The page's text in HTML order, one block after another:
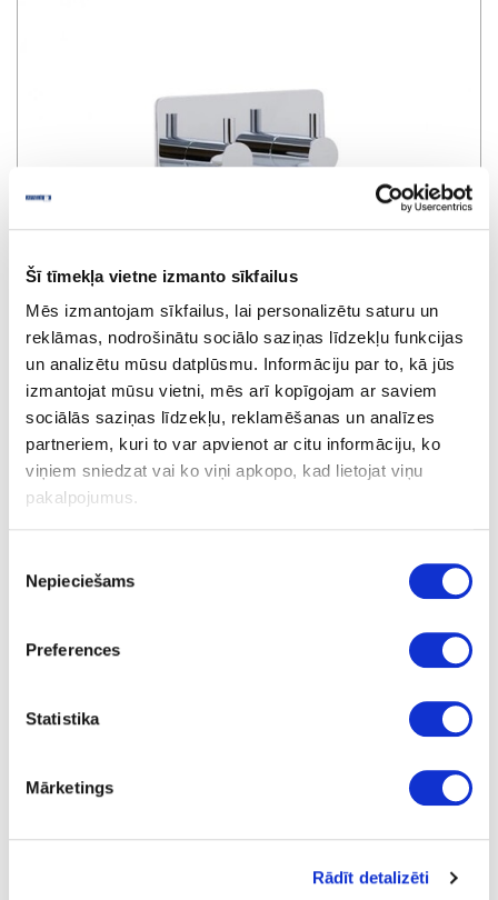
Šī tīmekļa vietne izmanto sīkfailus
Mēs izmantojam sīkfailus, lai personalizētu saturu un
reklāmas, nodrošinātu sociālo saziņas līdzekļu funkcijas
un analizētu mūsu datplūsmu. Informāciju par to, kā jūs
izmantojat mūsu vietni, mēs arī kopīgojam ar saviem
sociālās saziņas līdzekļu, reklamēšanas un analīzes
partneriem, kuri to var apvienot ar citu informāciju, ko
viņiem sniedzat vai ko viņi apkopo, kad lietojat viņu
pakalpojumus.
izvēle
Nepieciešams
Preferences
Statistika
Mārketings
Rādīt detalizēti
Hanger BASE 220, chrome
Share product link
adhesive